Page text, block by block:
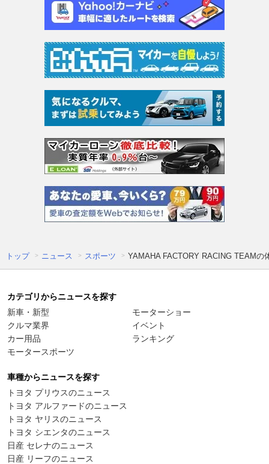
トップ ニュース スポーツ YAMAHA FACTORY RACING TEAMの
カテゴリからニュースを探す
新車・新型
クルマ業界
カー用品
モータースポーツ
モーターショー
イベント
ランキング
車種からニュースを探す
トヨタ プリウスのニュース
トヨタ アルファードのニュース
トヨタ ヤリスのニュース
トヨタ シエンタのニュース
日産 セレナのニュース
日産 リーフのニュース